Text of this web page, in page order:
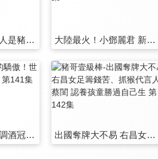
伯樂難尋！我的恩人是豬哥亮 第134集 大陸最火！小鄧麗君 新台灣之光 張玉霞 第135集
台灣的驕傲！世界調酒冠軍齊聚一堂 第141集 出國奪牌大不易 右昌女足籌錢苦、抓猴代言人 蔡閨 認養孩童勝過自己生 第142集